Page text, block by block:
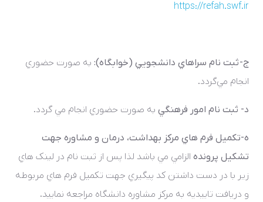
https://refah.swf.ir
ج- ثبت­ نام سراهاي دانشجويي (خوابگاه): به صورت حضوري
انجام مي‌گردد.
د- ثبت نام امور فرهنگي به صورت حضوري انجام مي گردد.
ه-تکميل فرم هاي مرکز بهداشت، درمان و مشاوره جهت
تشکيل پرونده الزامي مي باشد لذا پس از ثبت نام در لينک هاي
زير با در دست داشتن کد پيگيري جهت تکميل فرم هاي مربوطه
و دريافت تاييديه به مرکز مشاوره دانشگاه مراجعه نماييد.